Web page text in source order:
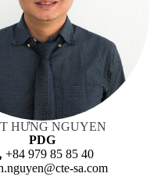
HƯNG NGUYEN
PDG
+84 979 85 85 40
sa.com